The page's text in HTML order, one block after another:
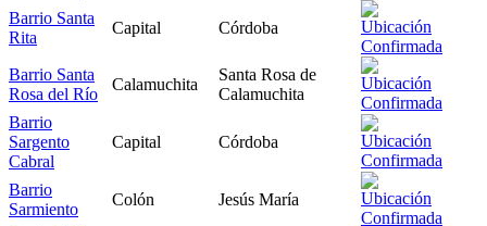
Barrio Santa
Rita
Capital Córdoba
Barrio Santa
Rosa del Río
Calamuchita
Santa Rosa de
Calamuchita
Barrio
Sargento
Cabral
Capital Córdoba
Barrio
Sarmiento
Colón Jesús María